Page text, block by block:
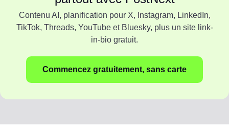
Contenu AI, planification pour X, Instagram, LinkedIn,
TikTok, Threads, YouTube et Bluesky, plus un site link-
in-bio gratuit.
Commencez gratuitement, sans carte